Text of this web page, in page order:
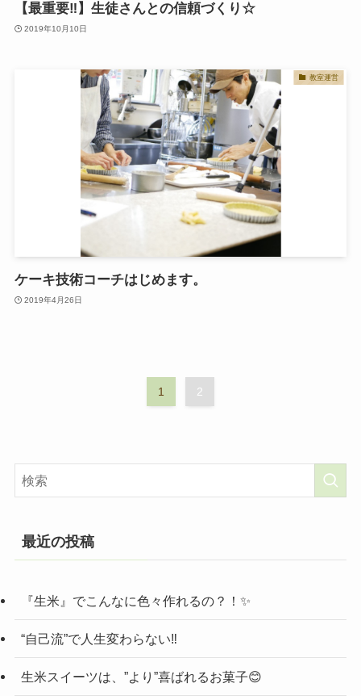
【最重要‼️】生徒さんとの信頼づくり☆
2019年10月10日
教室運営
ケーキ技術コーチはじめます。
2019年4月26日
1 2
最近の投稿
『生米』でこんなに色々作れるの？！✨
“自己流”で人生変わらない‼️
生米スイーツは、”より”喜ばれるお菓子😊